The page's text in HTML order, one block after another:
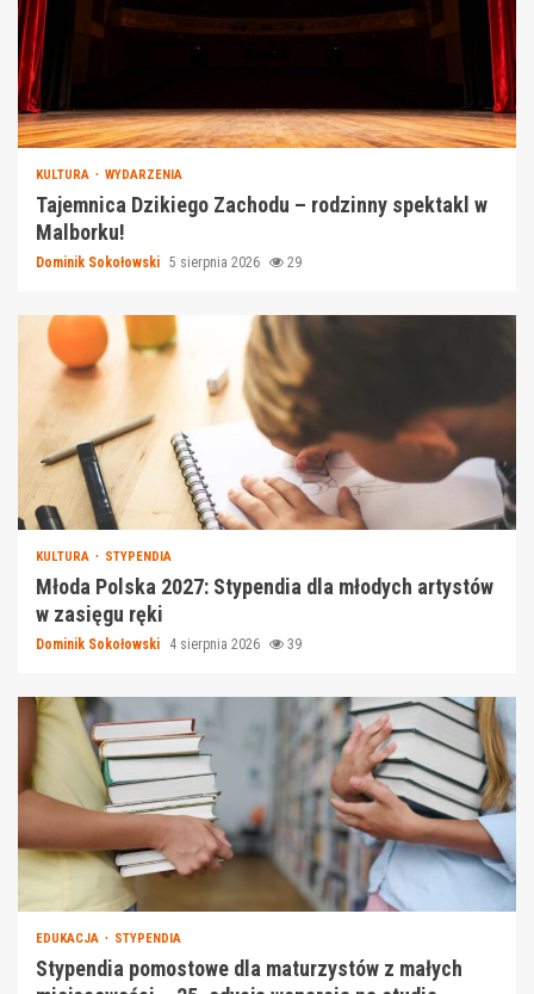
KULTURA WYDARZENIA
Tajemnica Dzikiego Zachodu – rodzinny spektakl w
Malborku!
Dominik Sokołowski 5 sierpnia 2026 29
KULTURA STYPENDIA
Młoda Polska 2027: Stypendia dla młodych artystów
w zasięgu ręki
Dominik Sokołowski 4 sierpnia 2026 39
EDUKACJA STYPENDIA
Stypendia pomostowe dla maturzystów z małych